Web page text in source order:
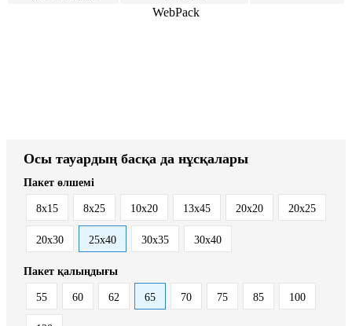
WebPack
Осы тауардың басқа да нұсқалары
Пакет өлшемі
8x15 8х25 10x20 13x45 20x20 20x25
20x30 25x40 30x35 30x40
Пакет қалыңдығы
55 60 62 65 70 75 85 100